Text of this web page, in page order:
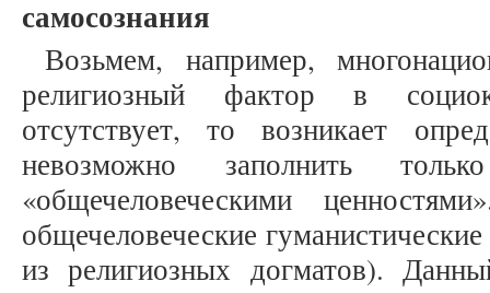
самосознания
Возьмем, например,
религиозный фактор в
отсутствует, то возникает
невозможно заполнить
«общечеловеческими
общечеловеческие
из религиозных догматов).